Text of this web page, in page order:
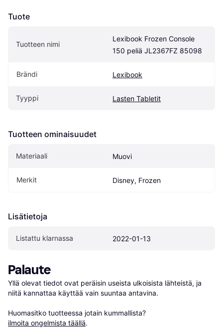
Tuote
Tuotteen nimi
Lexibook Frozen Console
150 peliä JL2367FZ 85098
Brändi Lexibook
Tyyppi Lasten Tabletit
Tuotteen ominaisuudet
Materiaali Muovi
Merkit Disney, Frozen
Lisätietoja
Listattu klarnassa 2022-01-13
Palaute
Yllä olevat tiedot ovat peräisin useista ulkoisista lähteistä, ja
niitä kannattaa käyttää vain suuntaa antavina.
Huomasitko tuotteessa jotain kummallista?
ilmoita ongelmista täällä.